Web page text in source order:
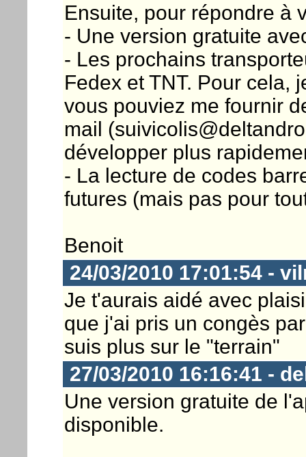
Ensuite, pour répondre à
- Une version gratuite
- Les prochains
Fedex et TNT. Pour cela,
vous pouviez me fournir
mail
développer plus
- La lecture de codes
futures (mais pas pour
Benoit
24/03/2010 17:01:54 -
Je t'aurais aidé avec
que j'ai pris un congès
suis plus sur le "terrain"
27/03/2010 16:16:41 -
Une version gratuite de
disponible.